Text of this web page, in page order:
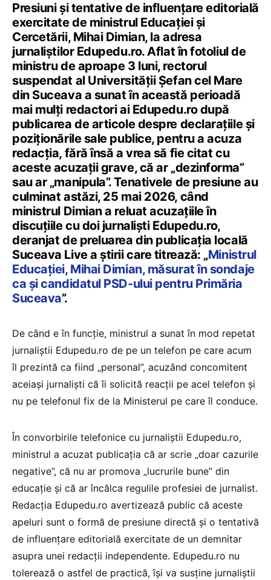
Presiuni și tentative de influențare editorială
exercitate de ministrul Educației și
Cercetării, Mihai Dimian, la adresa
jurnaliștilor Edupedu.ro. Aflat în fotoliul de
ministru de aproape 3 luni, rectorul
suspendat al Universității Șefan cel Mare
din Suceava a sunat în această perioadă
mai mulți redactori ai Edupedu.ro după
publicarea de articole despre declarațiile și
poziționările sale publice, pentru a acuza
redacția, fără însă a vrea să fie citat cu
aceste acuzații grave, că ar „dezinforma”
sau ar „manipula”. Tenativele de presiune au
culminat astăzi, 25 mai 2026, când
ministrul Dimian a reluat acuzațiile în
discuțiile cu doi jurnaliști Edupedu.ro,
deranjat de preluarea din publicația locală
Suceava Live a știrii care titrează: „Ministrul
Educației, Mihai Dimian, măsurat în sondaje
ca și candidatul PSD-ului pentru Primăria
Suceava”.
De când e în funcție, ministrul a sunat în mod repetat
jurnaliștii Edupedu.ro de pe un telefon pe care acum
îl prezintă ca fiind „personal”, acuzând concomitent
aceiași jurnaliști că îi solicită reacții pe acel telefon și
nu pe telefonul fix de la Ministerul pe care îl conduce.
În convorbirile telefonice cu jurnaliștii Edupedu.ro,
ministrul a acuzat publicația că ar scrie „doar cazurile
negative”, că nu ar promova „lucrurile bune” din
educație și că ar încălca regulile profesiei de jurnalist.
Redacția Edupedu.ro avertizează public că aceste
apeluri sunt o formă de presiune directă și o tentativă
de influențare editorială exercitate de un demnitar
asupra unei redacții independente. Edupedu.ro nu
tolerează o astfel de practică, își va susține jurnaliștii